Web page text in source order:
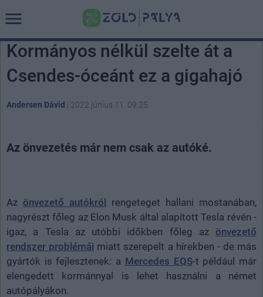
Kormányos nélkül szelte át a
Csendes-óceánt ez a gigahajó
Andersen Dávid | 2022 június 11. 09:25
Az önvezetés már nem csak az autóké.
Az önvezető autókról
rengeteget hallani mostanában,
nagyrészt főleg az Elon Musk által alapított Tesla révén -
igaz, a Tesla az utóbbi időkben főleg az önvezető
rendszer problémái miatt szerepelt a hírekben - de más
gyártók is fejlesztenek: a Mercedes EQS-t például már
elengedett kormánnyal is lehet használni a német
autópályákon.